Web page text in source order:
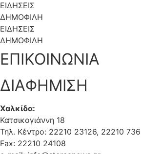
λίγο πριν τις 8:00΄ απόψε κοντά στα φανάρια της
Καλυβίων στο ρεύμα προς Λιανοκλάδι. Σύμφωνα
ΕΙΔΗΣΕΙΣ
ΔΗΜΟΦΙΛΗ
ΕΙΔΗΣΕΙΣ
ΔΗΜΟΦΙΛΗ
ΕΠΙΚΟΙΝΩΝΙΑ
ΔΙΑΦΗΜΙΣΗ
Χαλκίδα:
Κατσικογιάννη 18
Τηλ. Κέντρο: 22210 23126, 22210
Fax: 22210 24108